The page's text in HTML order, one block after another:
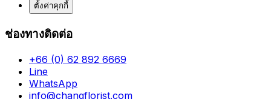
ตั้งค่าคุกกี้
ช่องทางติดต่อ
+66 (0) 62 892 6669
Line
WhatsApp
info@changflorist.com